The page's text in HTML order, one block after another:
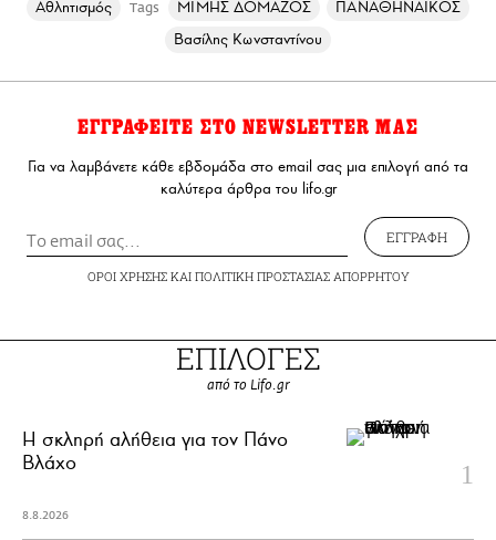
Αθλητισμός Tags ΜΙΜΗΣ ΔΟΜΑΖΟΣ
ΠΑΝΑΘΗΝΑΪΚΟΣ
Βασίλης Κωνσταντίνου
ΕΓΓΡΑΦΕΙΤΕ ΣΤΟ NEWSLETTER ΜΑΣ
Για να λαμβάνετε κάθε εβδομάδα στο email σας μια επιλογή από τα
καλύτερα άρθρα του lifo.gr
ΕΓΓΡΑΦΗ
ΟΡΟΙ ΧΡΗΣΗΣΚΑΙ ΠΟΛΙΤΙΚΗ ΠΡΟΣΤΑΣΙΑΣ ΑΠΟΡΡΗΤΟΥ
ΕΠΙΛΟΓΕΣ
από το Lifo.gr
H σκληρή αλήθεια για τον Πάνο
Βλάχο
8.8.2026